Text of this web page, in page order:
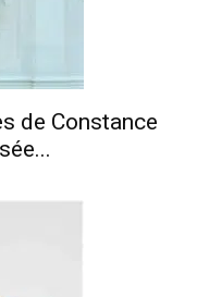
de Constance